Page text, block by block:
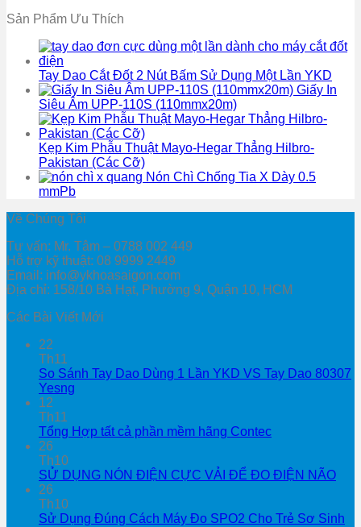
Sản Phẩm Ưu Thích
Tay Dao Cắt Đốt 2 Nút Bấm Sử Dụng Một Lần YKD
Giấy In
Siêu Âm UPP-110S (110mmx20m)
Kẹp Kim Phẫu Thuật Mayo-Hegar Thẳng Hilbro-
Pakistan (Các Cỡ)
Nón Chì Chống Tia X Dày 0.5
mmPb
Về Chúng Tôi
Tư vấn: Mr. Tâm – 0788 002 449
Hỗ trợ kỹ thuật: 08 9999 2449
Email: info@ykhoasaigon.com
Địa chỉ: 158/10 Bà Hạt, Phường 9, Quận 10, HCM
Các Bài Viết Mới
22
Th11
So Sánh Tay Dao Dùng 1 Lần YKD VS Tay Dao 80307
Yesng
12
Th11
Tổng Hợp tất cả phần mềm hãng Contec
26
Th10
SỬ DỤNG NÓN ĐIỆN CỰC VẢI ĐỂ ĐO ĐIỆN NÃO
26
Th10
Sử Dụng Đúng Cách Máy Đo SPO2 Cho Trẻ Sơ Sinh